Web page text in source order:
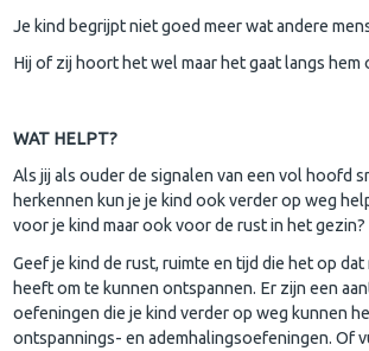
Je kind begrijpt niet goed meer wat andere
Hij of zij hoort het wel maar het gaat langs hem
WAT HELPT?
Als jij als ouder de signalen van een vol hoofd
herkennen kun je je kind ook verder op weg
voor je kind maar ook voor de rust in het gezin?
Geef je kind de rust, ruimte en tijd die het op
heeft om te kunnen ontspannen. Er zijn een
oefeningen die je kind verder op weg kunnen
ontspannings- en ademhalingsoefeningen. Of